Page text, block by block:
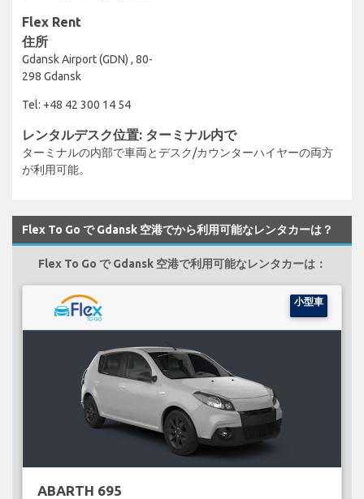
Flex Rent
住所
Gdansk Airport (GDN) , 80-
298 Gdansk
Tel: +48 42 300 14 54
レンタルデスク位置: ターミナル内で
ターミナルの内部で車両とデスク/カウンターハイヤーの両方
が利用可能。
Flex To Go で Gdansk 空港でから利用可能なレンタカーは？
Flex To Go で Gdansk 空港で利用可能なレンタカーは：
小型車
ABARTH 695